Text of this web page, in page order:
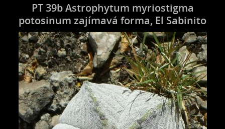
PT 39b Astrophytum myriostigma
potosinum zajímavá forma, El Sabinito